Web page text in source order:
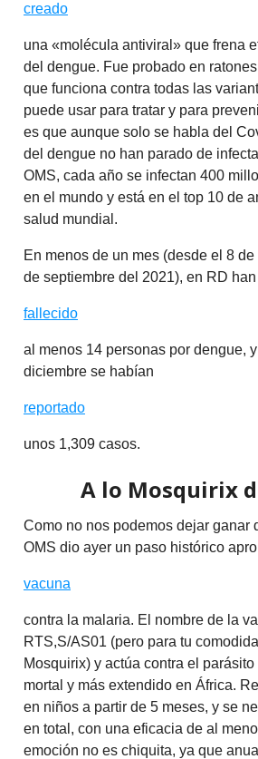
creado
una «molécula antiviral» que frena
del dengue. Fue probado en
que funciona contra todas las
puede usar para tratar y para
es que aunque solo se habla del
del dengue no han parado de
OMS, cada año se infectan 400
en el mundo y está en el top 10 de
salud mundial.
En menos de un mes (desde el 8
de septiembre del 2021), en RD han
fallecido
al menos 14 personas por dengue,
diciembre se habían
reportado
unos 1,309 casos.
A lo Mosquirix
Como no nos podemos dejar ganar
OMS dio ayer un paso histórico
vacuna
contra la malaria. El nombre de la
RTS,S/AS01 (pero para tu
Mosquirix) y actúa contra el
mortal y más extendido en África.
en niños a partir de 5 meses, y se
en total, con una eficacia de al
emoción no es chiquita, ya que